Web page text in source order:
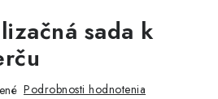
sada k
Podrobnosti hodnotenia